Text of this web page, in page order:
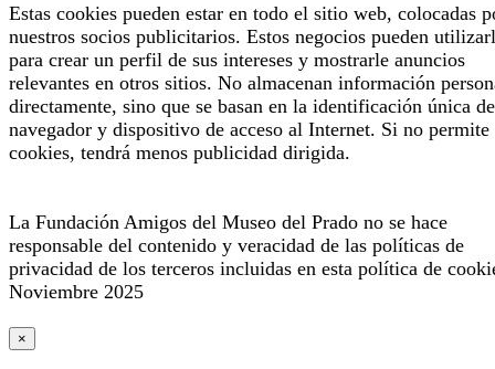
Estas cookies pueden estar en todo el sitio web, colocadas
nuestros socios publicitarios. Estos negocios pueden
para crear un perfil de sus intereses y mostrarle anuncios
relevantes en otros sitios. No almacenan información
directamente, sino que se basan en la identificación única
navegador y dispositivo de acceso al Internet. Si no permite
cookies, tendrá menos publicidad dirigida.
La Fundación Amigos del Museo del Prado no se hace
responsable del contenido y veracidad de las políticas de
privacidad de los terceros incluidas en esta política de
Noviembre 2025
×